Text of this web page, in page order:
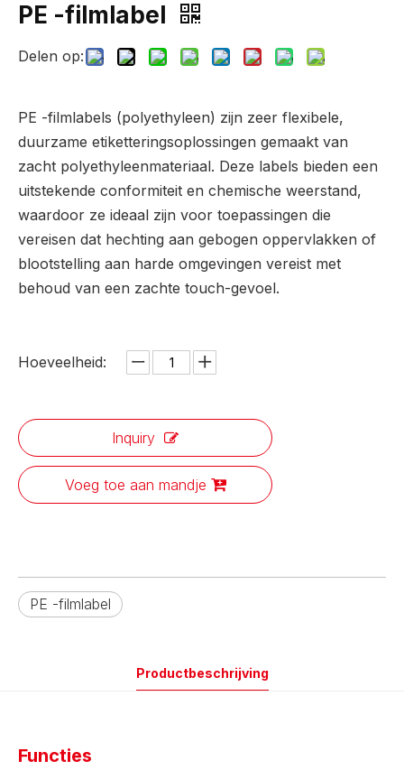
PE -filmlabel
Delen op:
PE -filmlabels (polyethyleen) zijn zeer flexibele,
duurzame etiketteringsoplossingen gemaakt van
zacht polyethyleenmateriaal. Deze labels bieden een
uitstekende conformiteit en chemische weerstand,
waardoor ze ideaal zijn voor toepassingen die
vereisen dat hechting aan gebogen oppervlakken of
blootstelling aan harde omgevingen vereist met
behoud van een zachte touch-gevoel.
Hoeveelheid:
Inquiry
Voeg toe aan mandje
PE -filmlabel
Productbeschrijving
Functies